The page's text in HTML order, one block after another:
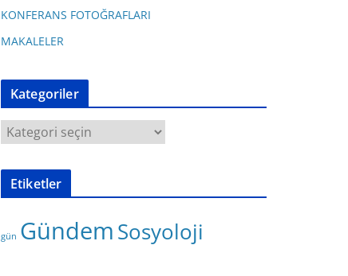
KONFERANS FOTOĞRAFLARI
MAKALELER
Kategoriler
a
t
Etiketler
gün GündemSosyoloji